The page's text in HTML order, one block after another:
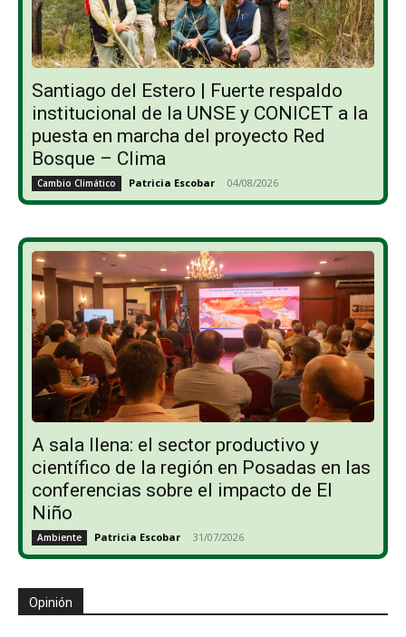
Santiago del Estero | Fuerte respaldo
institucional de la UNSE y CONICET a la
puesta en marcha del proyecto Red
Bosque – Clima
Cambio Climático Patricia Escobar - 04/08/2026
A sala llena: el sector productivo y
científico de la región en Posadas en las
conferencias sobre el impacto de El
Niño
Ambiente Patricia Escobar - 31/07/2026
Opinión